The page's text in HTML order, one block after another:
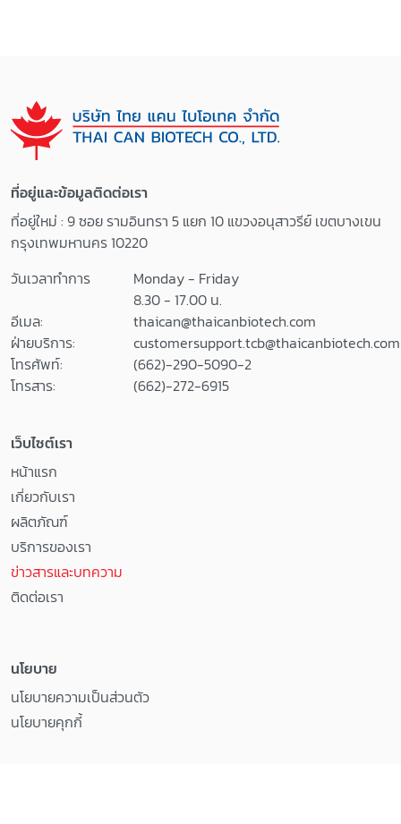
ที่อยู่และข้อมูลติดต่อเรา
ที่อยู่ใหม่ : 9 ซอย รามอินทรา 5 แยก 10 แขวงอนุสาวรีย์ เขตบางเขน
กรุงเทพมหานคร 10220
วันเวลาทำการ
Monday - Friday
8.30 - 17.00 น.
อีเมล:
thaican@thaicanbiotech.com
ฝ่ายบริการ:
customersupport.tcb@thaicanbiotech.com
โทรศัพท์:
(662)-290-5090-2
โทรสาร:
(662)-272-6915
เว็บไซต์เรา
หน้าแรก
เกี่ยวกับเรา
ผลิตภัณฑ์
บริการของเรา
ข่าวสารและบทความ
ติดต่อเรา
นโยบาย
นโยบายความเป็นส่วนตัว
นโยบายคุกกี้